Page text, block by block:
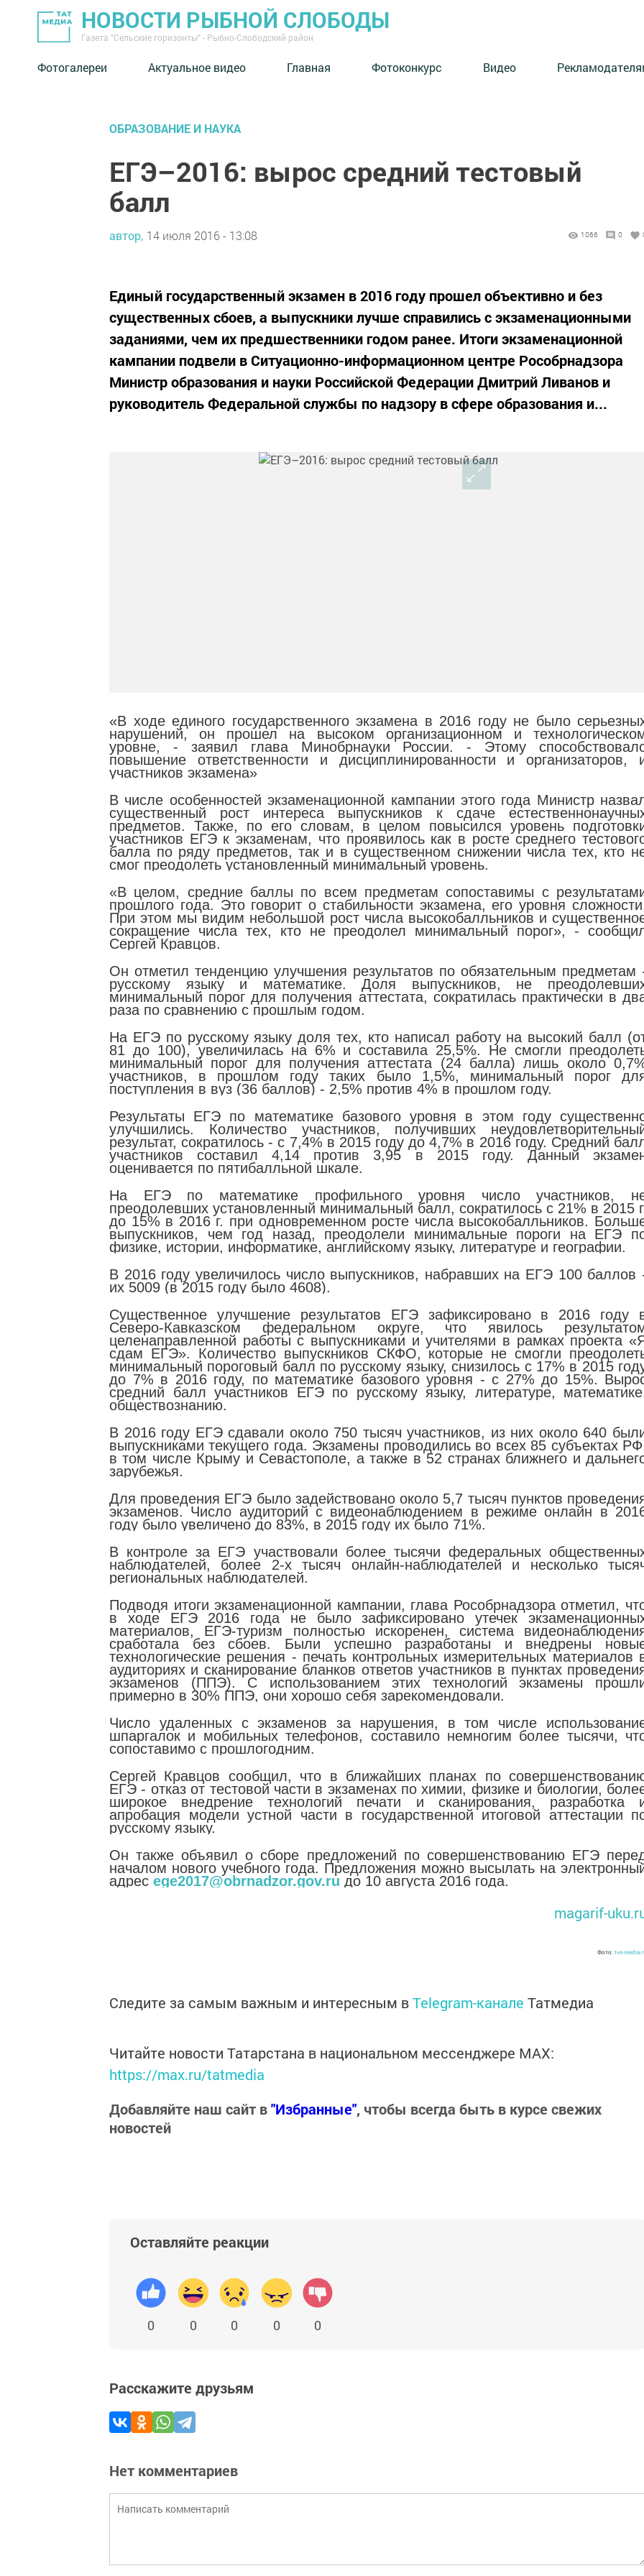
НОВОСТИ РЫБНОЙ СЛОБОДЫ
Газета "Сельские горизонты" - Рыбно-Слободский район
Фотогалереи Актуальное видео Главная Фотоконкурс Видео
ОБРАЗОВАНИЕ И НАУКА
ЕГЭ–2016: вырос средний тестовый
балл
автор, 14 июля 2016 - 13:08 1066 0
Единый государственный экзамен в 2016 году прошел объективно и без
существенных сбоев, а выпускники лучше справились с экзаменационными
заданиями, чем их предшественники годом ранее. Итоги экзаменационной
кампании подвели в Ситуационно-информационном центре Рособрнадзора
Министр образования и науки Российской Федерации Дмитрий Ливанов и
руководитель Федеральной службы по надзору в сфере образования и...
«В ходе единого государственного экзамена в 2016 году не было
нарушений, он прошел на высоком организационном и
уровне, - заявил глава Минобрнауки России. - Этому
повышение ответственности и дисциплинированности и организаторов,
участников экзамена»
В числе особенностей экзаменационной кампании этого года Министр
существенный рост интереса выпускников к сдаче
предметов. Также, по его словам, в целом повысился уровень
участников ЕГЭ к экзаменам, что проявилось как в росте среднего
балла по ряду предметов, так и в существенном снижении числа тех, кто
смог преодолеть установленный минимальный уровень.
«В целом, средние баллы по всем предметам сопоставимы с
прошлого года. Это говорит о стабильности экзамена, его уровня
При этом мы видим небольшой рост числа высокобалльников и
сокращение числа тех, кто не преодолел минимальный порог», -
Сергей Кравцов.
Он отметил тенденцию улучшения результатов по обязательным предметам
русскому языку и математике. Доля выпускников, не
минимальный порог для получения аттестата, сократилась практически в
раза по сравнению с прошлым годом.
На ЕГЭ по русскому языку доля тех, кто написал работу на высокий балл
81 до 100), увеличилась на 6% и составила 25,5%. Не смогли
минимальный порог для получения аттестата (24 балла) лишь около
участников, в прошлом году таких было 1,5%, минимальный порог
поступления в вуз (36 баллов) - 2,5% против 4% в прошлом году.
Результаты ЕГЭ по математике базового уровня в этом году
улучшились. Количество участников, получивших
результат, сократилось - с 7,4% в 2015 году до 4,7% в 2016 году. Средний
участников составил 4,14 против 3,95 в 2015 году. Данный
оценивается по пятибалльной шкале.
На ЕГЭ по математике профильного уровня число участников,
преодолевших установленный минимальный балл, сократилось с 21% в 2015
до 15% в 2016 г. при одновременном росте числа высокобалльников.
выпускников, чем год назад, преодолели минимальные пороги на ЕГЭ
физике, истории, информатике, английскому языку, литературе и географии.
В 2016 году увеличилось число выпускников, набравших на ЕГЭ 100 баллов
их 5009 (в 2015 году было 4608).
Существенное улучшение результатов ЕГЭ зафиксировано в 2016 году
Северо-Кавказском федеральном округе, что явилось
целенаправленной работы с выпускниками и учителями в рамках проекта
сдам ЕГЭ». Количество выпускников СКФО, которые не смогли
минимальный пороговый балл по русскому языку, снизилось с 17% в 2015
до 7% в 2016 году, по математике базового уровня - с 27% до 15%.
средний балл участников ЕГЭ по русскому языку, литературе,
обществознанию.
В 2016 году ЕГЭ сдавали около 750 тысяч участников, из них около 640
выпускниками текущего года. Экзамены проводились во всех 85 субъектах
в том числе Крыму и Севастополе, а также в 52 странах ближнего и
зарубежья.
Для проведения ЕГЭ было задействовано около 5,7 тысяч пунктов
экзаменов. Число аудиторий с видеонаблюдением в режиме онлайн в
году было увеличено до 83%, в 2015 году их было 71%.
В контроле за ЕГЭ участвовали более тысячи федеральных
наблюдателей, более 2-х тысяч онлайн-наблюдателей и несколько
региональных наблюдателей.
Подводя итоги экзаменационной кампании, глава Рособрнадзора отметил,
в ходе ЕГЭ 2016 года не было зафиксировано утечек
материалов, ЕГЭ-туризм полностью искоренен, система
сработала без сбоев. Были успешно разработаны и внедрены
технологические решения - печать контрольных измерительных материалов
аудиториях и сканирование бланков ответов участников в пунктах
экзаменов (ППЭ). С использованием этих технологий экзамены
примерно в 30% ППЭ, они хорошо себя зарекомендовали.
Число удаленных с экзаменов за нарушения, в том числе
шпаргалок и мобильных телефонов, составило немногим более тысячи,
сопоставимо с прошлогодним.
Сергей Кравцов сообщил, что в ближайших планах по
ЕГЭ - отказ от тестовой части в экзаменах по химии, физике и биологии,
широкое внедрение технологий печати и сканирования, разработка
апробация модели устной части в государственной итоговой аттестации
русскому языку.
Он также объявил о сборе предложений по совершенствованию ЕГЭ
началом нового учебного года. Предложения можно высылать на
адрес ege2017@obrnadzor.gov.ru до 10 августа 2016 года.
magarif-
Фото: tvs-
Следите за самым важным и интересным вTelegram-канале Татмедиа
Читайте новости Татарстана в национальном мессенджере MАХ:
https://max.ru/tatmedia
Добавляйте наш сайт в"Избранные", чтобы всегда быть в курсе свежих
новостей
Оставляйте реакции
0 0 0 0 0
Расскажите друзьям
Нет комментариев